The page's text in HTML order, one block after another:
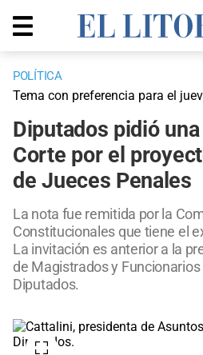
POLÍTICA
Tema con preferencia para el
Diputados pidió
Corte por el
de Jueces Penales
La nota fue remitida por la
Constitucionales que tiene el
La invitación es anterior a la
de Magistrados y
Diputados.